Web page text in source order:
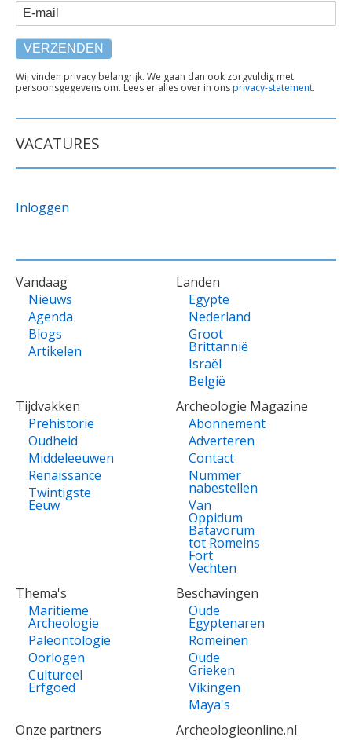
E-mail
TEKST
ONDER
Wij vinden privacy belangrijk. We gaan dan ook zorgvuldig met
persoonsgegevens om. Lees er alles over in onsprivacy-statement.
VACATURES
Inloggen
VOET
Vandaag
Nieuws
Agenda
Blogs
Artikelen
Landen
Egypte
Nederland
Groot
Brittannië
Israël
België
Tijdvakken
Prehistorie
Oudheid
Middeleeuwen
Renaissance
Twintigste
Eeuw
Archeologie Magazine
Abonnement
Adverteren
Contact
Nummer
nabestellen
Van
Oppidum
Batavorum
tot Romeins
Fort
Vechten
Thema's
Maritieme
Archeologie
Paleontologie
Oorlogen
Cultureel
Erfgoed
Beschavingen
Oude
Egyptenaren
Romeinen
Oude
Grieken
Vikingen
Maya's
Onze partners
Archeologieonline.nl